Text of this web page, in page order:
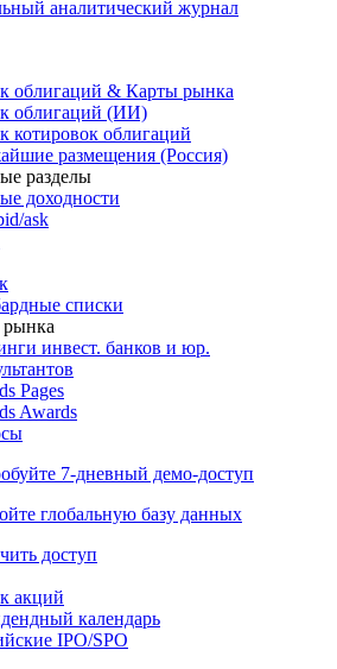
аналитический журнал
облигаций & Карты рынка
облигаций (ИИ)
котировок облигаций
размещения (Россия)
разделы
доходности
ask
списки
инвест. банков и юр.
Pages
Awards
7-дневный демо-доступ
глобальную базу данных
доступ
акций
календарь
IPO/SPO